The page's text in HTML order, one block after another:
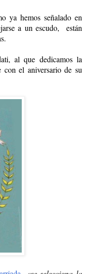
ya hemos señalado en
a un escudo, están
al que dedicamos la
con el aniversario de su